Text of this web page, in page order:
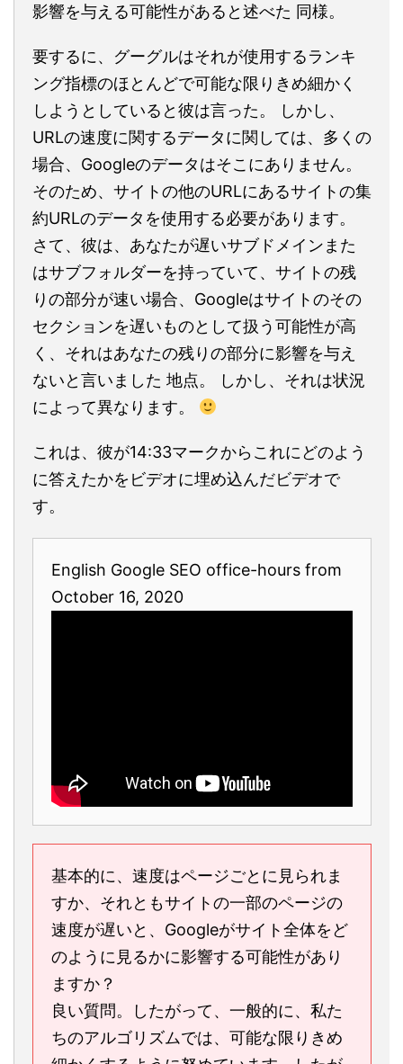
影響を与える可能性があると述べた 同様。
要するに、グーグルはそれが使用するランキ
ング指標のほとんどで可能な限りきめ細かく
しようとしていると彼は言った。 しかし、
URLの速度に関するデータに関しては、多くの
場合、Googleのデータはそこにありません。
そのため、サイトの他のURLにあるサイトの集
約URLのデータを使用する必要があります。
さて、彼は、あなたが遅いサブドメインまた
はサブフォルダーを持っていて、サイトの残
りの部分が速い場合、Googleはサイトのその
セクションを遅いものとして扱う可能性が高
く、それはあなたの残りの部分に影響を与え
ないと言いました 地点。 しかし、それは状況
によって異なります。
これは、彼が14:33マークからこれにどのよう
に答えたかをビデオに埋め込んだビデオで
す。
English Google SEO office-hours from
October 16, 2020
基本的に、速度はページごとに見られま
すか、それともサイトの一部のページの
速度が遅いと、Googleがサイト全体をど
のように見るかに影響する可能性があり
ますか？
良い質問。したがって、一般的に、私た
ちのアルゴリズムでは、可能な限りきめ